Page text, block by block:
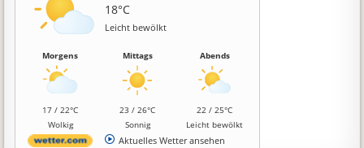
18°C
Leicht bewölkt
Morgens
17 / 22°C
Wolkig
Mittags
23 / 26°C
Sonnig
Abends
22 / 25°C
Leicht bewölkt
Aktuelles Wetter ansehen